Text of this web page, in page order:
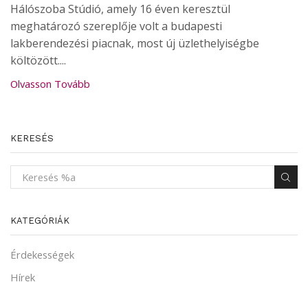
Hálószoba Stúdió, amely 16 éven keresztül
meghatározó szereplője volt a budapesti
lakberendezési piacnak, most új üzlethelyiségbe
költözött....
Olvasson Tovább
KERESÉS
KATEGÓRIÁK
Érdekességek
Hírek